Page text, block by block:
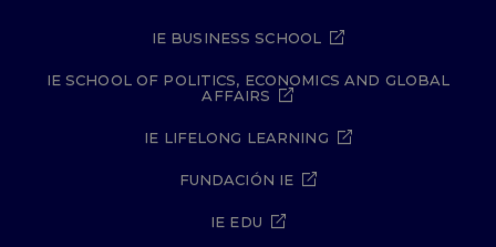
IE BUSINESS SCHOOL
IE SCHOOL OF POLITICS, ECONOMICS AND GLOBAL
AFFAIRS
IE LIFELONG LEARNING
FUNDACIÓN IE
IE EDU